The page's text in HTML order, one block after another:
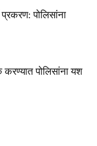
पोलिसांना
पोलिसांना यश